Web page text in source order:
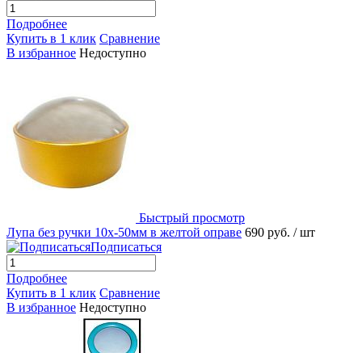
Подробнее
Купить в 1 клик Сравнение
В избранное Недоступно
Быстрый просмотр
Лупа без ручки 10х-50мм в желтой оправе 690 руб. / шт
Подписаться
Подробнее
Купить в 1 клик Сравнение
В избранное Недоступно